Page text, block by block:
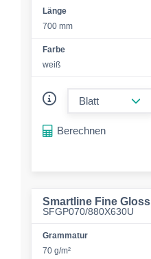
Länge
700 mm
Farbe
weiß
Berechnen
Smartline Fine Gloss
SFGP070/880X630U
Grammatur
70 g/m²